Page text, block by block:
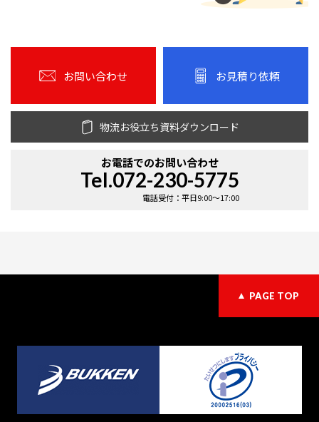
お問い合わせ お見積り依頼
物流お役立ち資料ダウンロード
お電話でのお問い合わせ
Tel.072-230-5775
電話受付：平日9:00〜17:00
PAGE TOP